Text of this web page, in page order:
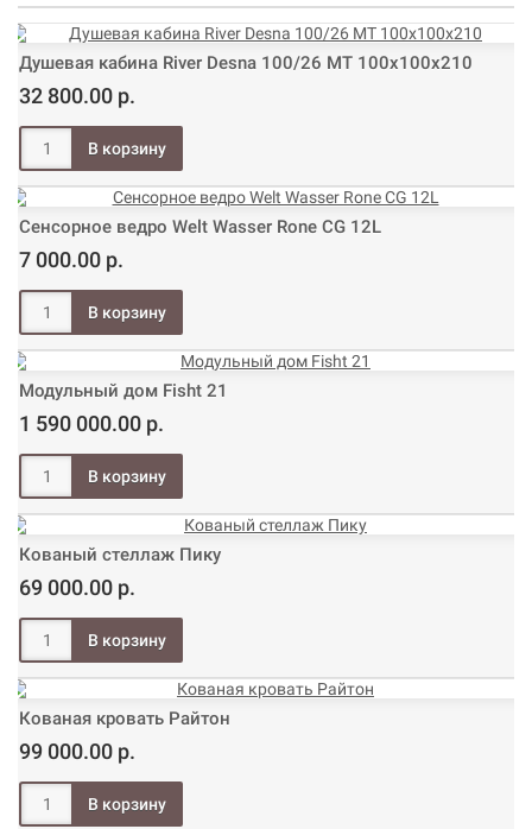
Душевая кабина River Desna 100/26 МТ 100х100х210
32 800.00 р.
Сенсорное ведро Welt Wasser Rone CG 12L
7 000.00 р.
Модульный дом Fisht 21
1 590 000.00 р.
Кованый стеллаж Пику
69 000.00 р.
Кованая кровать Райтон
99 000.00 р.